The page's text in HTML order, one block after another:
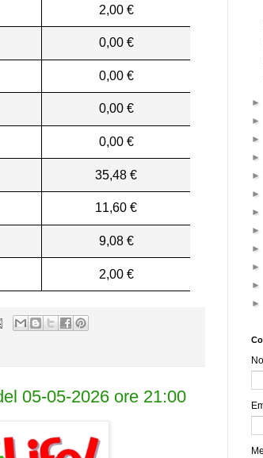
2,00 €
0,00 €
0,00 €
0,00 €
0,00 €
35,48 €
11,60 €
9,08 €
2,00 €
05-05-2026 ore 21:00
►
►
►
►
►
►
►
►
►
►
►
►